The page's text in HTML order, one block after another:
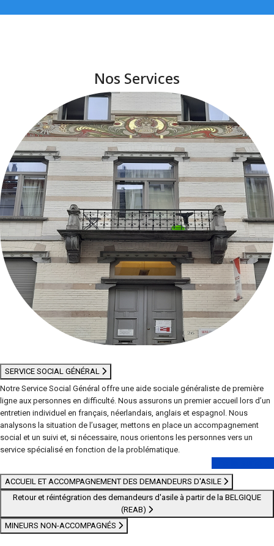
Nos Services
SERVICE SOCIAL GÉNÉRAL
Notre Service Social Général offre une aide sociale généraliste de première
ligne aux personnes en difficulté. Nous assurons un premier accueil lors d’un
entretien individuel en français, néerlandais, anglais et espagnol. Nous
analysons la situation de l’usager, mettons en place un accompagnement
social et un suivi et, si nécessaire, nous orientons les personnes vers un
service spécialisé en fonction de la problématique.
ACCUEIL ET ACCOMPAGNEMENT DES DEMANDEURS D'ASILE
Retour et réintégration des demandeurs d'asile à partir de la BELGIQUE
(REAB)
MINEURS NON-ACCOMPAGNÉS